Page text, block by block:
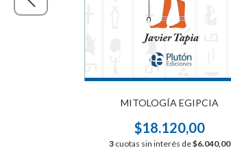
MITOLOGÍA EGIPCIA
$18.120,00
3 cuotas sin interés de$6.040,00